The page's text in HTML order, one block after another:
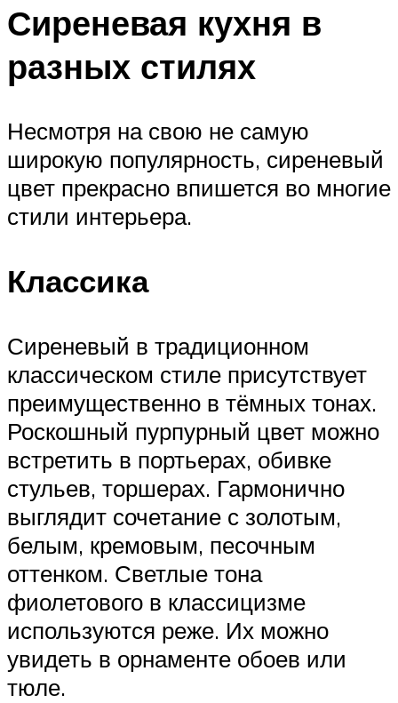
Сиреневая кухня в
разных стилях
Несмотря на свою не самую
широкую популярность, сиреневый
цвет прекрасно впишется во многие
стили интерьера.
Классика
Сиреневый в традиционном
классическом стиле присутствует
преимущественно в тёмных тонах.
Роскошный пурпурный цвет можно
встретить в портьерах, обивке
стульев, торшерах. Гармонично
выглядит сочетание с золотым,
белым, кремовым, песочным
оттенком. Светлые тона
фиолетового в классицизме
используются реже. Их можно
увидеть в орнаменте обоев или
тюле.